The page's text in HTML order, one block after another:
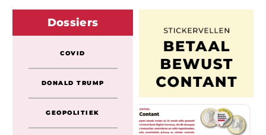
Dossiers
COVID
DONALD TRUMP
GEOPOLITIEK